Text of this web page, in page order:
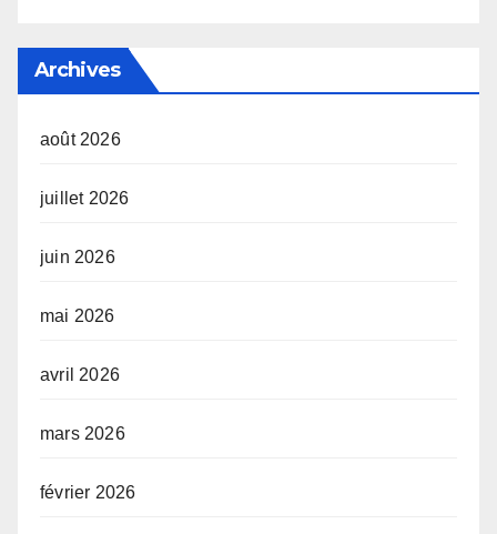
Archives
août 2026
juillet 2026
juin 2026
mai 2026
avril 2026
mars 2026
février 2026